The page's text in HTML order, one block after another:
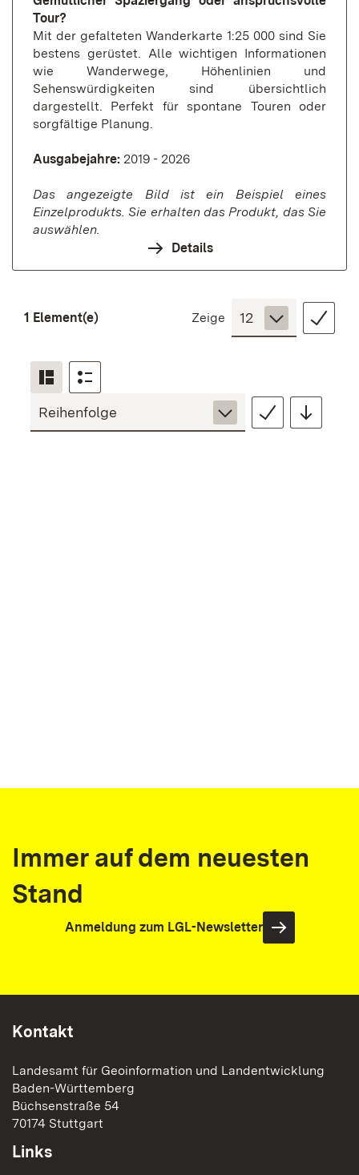
Tour?
Mit der gefalteten Wanderkarte 1:25 000 sind Sie
bestens gerüstet. Alle wichtigen Informationen
wie Wanderwege, Höhenlinien und
Sehenswürdigkeiten sind übersichtlich
dargestellt. Perfekt für spontane Touren oder
sorgfältige Planung.
Ausgabejahre: 2019 - 2026
Das angezeigte Bild ist ein Beispiel eines
Einzelprodukts. Sie erhalten das Produkt, das Sie
auswählen.
Details
1 Element(e) Zeige
Immer auf dem neuesten
Stand
Anmeldung zum LGL-Newsletter
Kontakt
Landesamt für Geoinformation und Landentwicklung
Baden-Württemberg
Büchsenstraße 54
70174 Stuttgart
Links